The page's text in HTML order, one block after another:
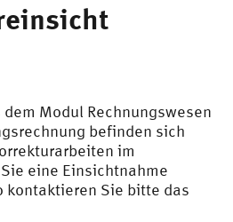
Modul Rechnungswesen
befinden sich
im
eine Einsichtnahme
kontaktieren Sie bitte das